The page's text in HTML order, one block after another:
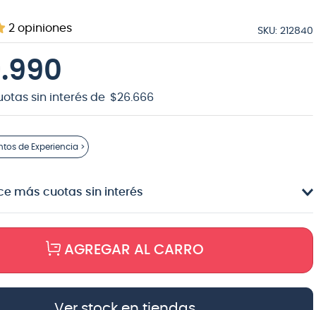
2 opiniones SKU: 212840
.990
sin interés de $26. 666
de Experiencia >
más cuotas sin interés
AGREGAR AL CARRO